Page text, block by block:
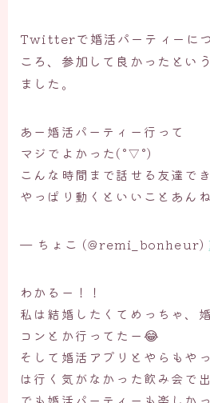
Twitterで婚活パーティーに
ころ、参加して良かったとい
ました。
あー婚活パーティー行って
マジでよかった(°▽°)
こんな時間まで話せる友達で
やっぱり動くといいことあんね
— ちょこ (@remi_bonheur)
わかるー！！
私は結婚したくてめっちゃ、
コンとか行ってたー😂
そして婚活アプリとやらもや
は行く気がなかった飲み会で